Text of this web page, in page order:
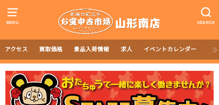
MENU SEARCH
アクセス 買取価格 景品入荷情報 求人 イベントカレンダー